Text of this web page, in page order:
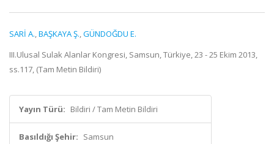
SARİ A.,BAŞKAYA Ş.,GÜNDOĞDU E.
III.Ulusal Sulak Alanlar Kongresi, Samsun, Türkiye, 23 - 25 Ekim 2013,
ss.117, (Tam Metin Bildiri)
Yayın Türü: Bildiri / Tam Metin Bildiri
Basıldığı Şehir: Samsun